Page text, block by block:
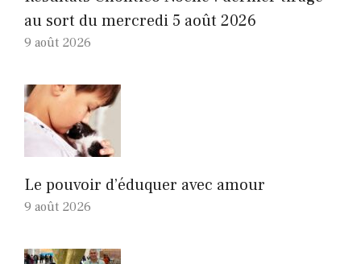
au sort du mercredi 5 août 2026
9 août 2026
Le pouvoir d’éduquer avec amour
9 août 2026